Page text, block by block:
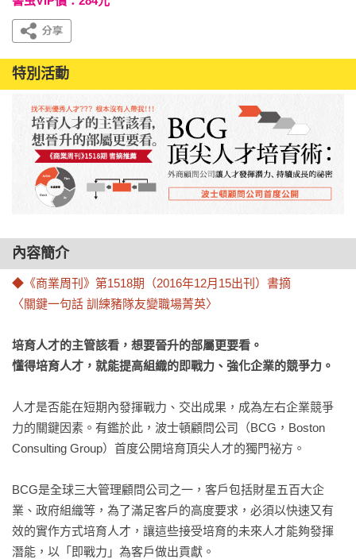
特別活動
內容簡介
◆《商業周刊》第1518期（2016年12月15出刊）書摘
〈關鍵一句話 訓練豬隊友變職場菁英〉
培育人才的主管該看，想要晉升的部屬更要看。
懂得培育人才，就能提高組織的即戰力、強化企業的競爭力。
人才是否能在短期內發揮戰力、交出成果，成為左右企業競爭
力的關鍵因素。有鑑於此，波士頓顧問公司（BCG，Boston
Consulting Group）首度公開培育頂尖人才的獨門祕方。
BCG是全球三大管理顧問公司之一，客戶包括財星五百大企
業、政府組織等，為了滿足客戶的高度要求，必須以快速又有
效的實作方式培育人才，讓這些接受培育的未來人才能夠發揮
潛能，以「即戰力」為客戶做出貢獻。